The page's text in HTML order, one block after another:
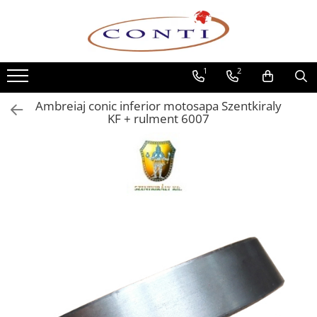
Toate Produsele
Casa si Gradina
Utilaje pentru gradina si accesorii
Atomizoare si Pulverizatoare
Drujbe si fierastraie cu lant
Masini de batut stalpi
1 2
Ambreiaj conic inferior motosapa Szentkiraly
KF + rulment 6007